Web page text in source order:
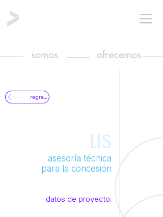
somos ofrecemos
regresar
LIS
asesoría técnica​
para la concesión
datos de proyecto: